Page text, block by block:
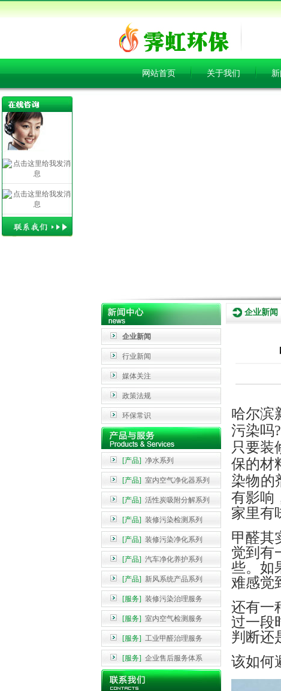
网站首页 关于我们
企业新闻
行业新闻
媒体关注
政策法规
环保常识
[产品] 净水系列
[产品] 室内空气净化器系列
[产品] 活性炭吸附分解系列
[产品] 装修污染检测系列
[产品] 装修污染净化系列
[产品] 汽车净化养护系列
[产品] 新风系统产品系列
[服务] 装修污染治理服务
[服务] 室内空气检测服务
[服务] 工业甲醛治理服务
[服务] 企业售后服务体系
企业新闻
哈尔滨
污染吗?
只要装
保的材
染物的
有影响
家里有
甲醛其
觉到有
些。如
难感觉
还有一
过一段
判断还
该如何